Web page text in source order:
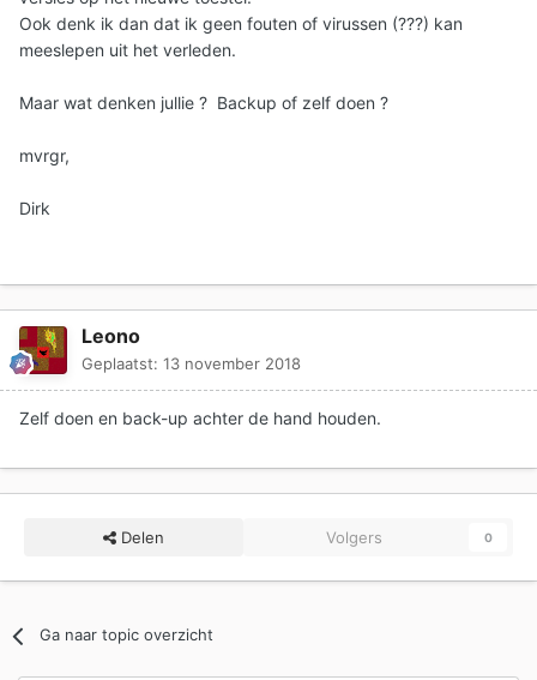
Ook denk ik dan dat ik geen fouten of virussen (???) kan
meeslepen uit het verleden.
Maar wat denken jullie ? Backup of zelf doen ?
mvrgr,
Dirk
Leono
Geplaatst: 13 november 2018
Zelf doen en back-up achter de hand houden.
Delen Volgers 0
Ga naar topic overzicht